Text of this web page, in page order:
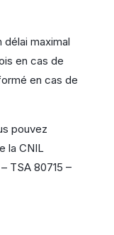
maximal
en cas de
en cas de
pouvez
la CNIL
TSA 80715 –